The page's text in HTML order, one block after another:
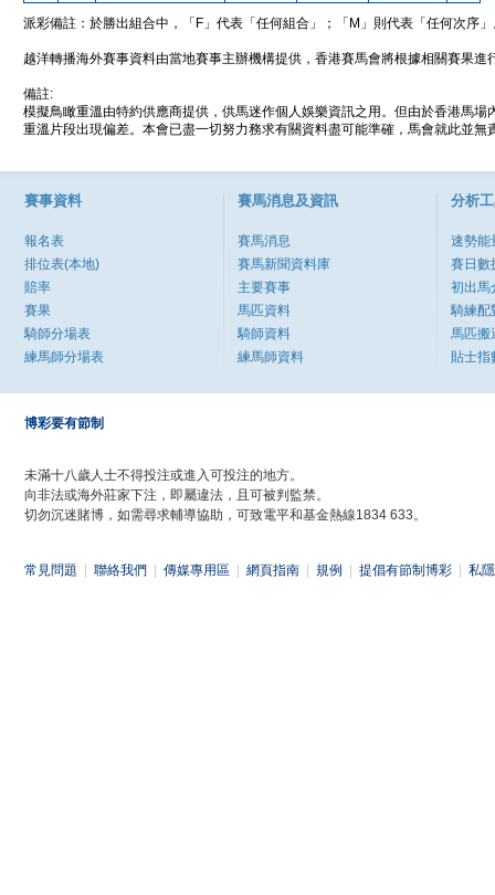
派彩備註：於勝出組合中，「F」代表「任何組合」；「M」則代表「任何次序
越洋轉播海外賽事資料由當地賽事主辦機構提供，香港賽馬會將根據相關賽果進
備註:
模擬鳥瞰重溫由特約供應商提供，供馬迷作個人娛樂資訊之用。但由於香港馬
重溫片段出現偏差。本會已盡一切努力務求有關資料盡可能準確，馬會就此並
賽事資料
報名表
排位表(本地)
賠率
賽果
騎師分場表
練馬師分場表
賽馬消息及資訊
賽馬消息
賽馬新聞資料庫
主要賽事
馬匹資料
騎師資料
練馬師資料
分析
速勢能
賽日數
初出馬
騎練配
馬匹搬
貼士指
博彩要有節制
未滿十八歲人士不得投注或進入可投注的地方。
向非法或海外莊家下注，即屬違法，且可被判監禁。
切勿沉迷賭博，如需尋求輔導協助，可致電平和基金熱線1834 633。
常見問題 聯絡我們 傳媒專用區 網頁指南 規例 提倡有節制博彩 私